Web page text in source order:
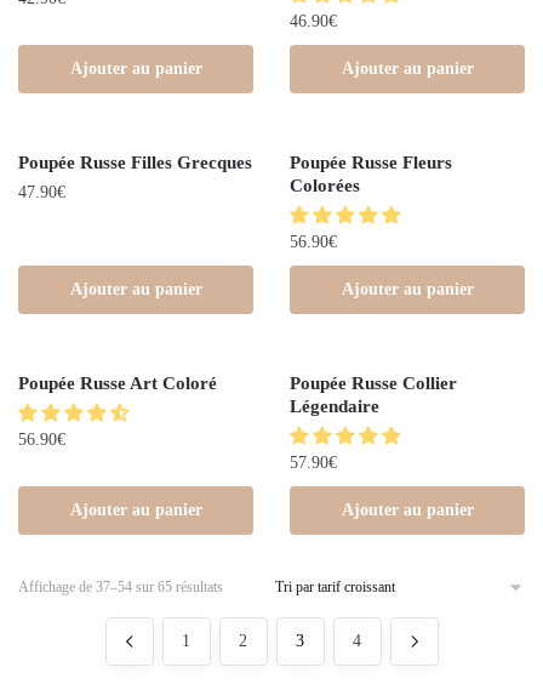
Ajouter au panier
46.90€
Ajouter au panier
Poupée Russe Filles Grecques
47.90€
Ajouter au panier
Poupée Russe Fleurs
Colorées
56.90€
Ajouter au panier
Poupée Russe Art Coloré
56.90€
Ajouter au panier
Poupée Russe Collier
Légendaire
57.90€
Ajouter au panier
Affichage de 37–54 sur 65 résultats
1 2 3 4